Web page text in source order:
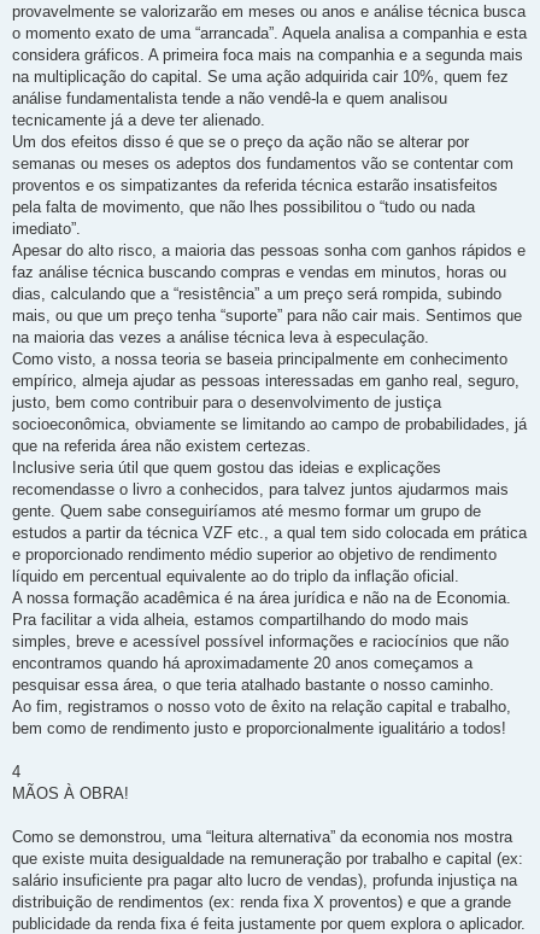
provavelmente se valorizarão em meses ou anos e análise técnica busca
o momento exato de uma “arrancada”. Aquela analisa a companhia e esta
considera gráficos. A primeira foca mais na companhia e a segunda mais
na multiplicação do capital. Se uma ação adquirida cair 10%, quem fez
análise fundamentalista tende a não vendê-la e quem analisou
tecnicamente já a deve ter alienado.
Um dos efeitos disso é que se o preço da ação não se alterar por
semanas ou meses os adeptos dos fundamentos vão se contentar com
proventos e os simpatizantes da referida técnica estarão insatisfeitos
pela falta de movimento, que não lhes possibilitou o “tudo ou nada
imediato”.
Apesar do alto risco, a maioria das pessoas sonha com ganhos rápidos e
faz análise técnica buscando compras e vendas em minutos, horas ou
dias, calculando que a “resistência” a um preço será rompida, subindo
mais, ou que um preço tenha “suporte” para não cair mais. Sentimos que
na maioria das vezes a análise técnica leva à especulação.
Como visto, a nossa teoria se baseia principalmente em conhecimento
empírico, almeja ajudar as pessoas interessadas em ganho real, seguro,
justo, bem como contribuir para o desenvolvimento de justiça
socioeconômica, obviamente se limitando ao campo de probabilidades, já
que na referida área não existem certezas.
Inclusive seria útil que quem gostou das ideias e explicações
recomendasse o livro a conhecidos, para talvez juntos ajudarmos mais
gente. Quem sabe conseguiríamos até mesmo formar um grupo de
estudos a partir da técnica VZF etc., a qual tem sido colocada em prática
e proporcionado rendimento médio superior ao objetivo de rendimento
líquido em percentual equivalente ao do triplo da inflação oficial.
A nossa formação acadêmica é na área jurídica e não na de Economia.
Pra facilitar a vida alheia, estamos compartilhando do modo mais
simples, breve e acessível possível informações e raciocínios que não
encontramos quando há aproximadamente 20 anos começamos a
pesquisar essa área, o que teria atalhado bastante o nosso caminho.
Ao fim, registramos o nosso voto de êxito na relação capital e trabalho,
bem como de rendimento justo e proporcionalmente igualitário a todos!
4
MÃOS À OBRA!
Como se demonstrou, uma “leitura alternativa” da economia nos mostra
que existe muita desigualdade na remuneração por trabalho e capital (ex:
salário insuficiente pra pagar alto lucro de vendas), profunda injustiça na
distribuição de rendimentos (ex: renda fixa X proventos) e que a grande
publicidade da renda fixa é feita justamente por quem explora o aplicador.